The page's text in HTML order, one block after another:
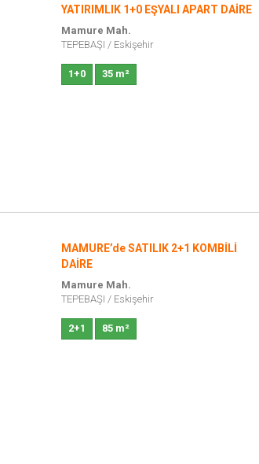
YATIRIMLIK 1+0 EŞYALI APART DAİRE
Mamure Mah.
TEPEBAŞI / Eskişehir
1+0 35 m²
MAMURE’de SATILIK 2+1 KOMBİLİ
DAİRE
Mamure Mah.
TEPEBAŞI / Eskişehir
2+1 85 m²